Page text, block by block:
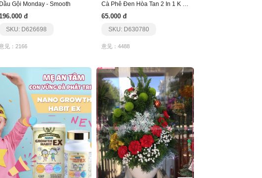
Dầu Gội Monday - Smooth
đ
SKU: D626698
见：2166
Cà Phê Đen Hòa Tan 2 In 1 K Black
65.000 đ
SKU: D630780
意见：4488